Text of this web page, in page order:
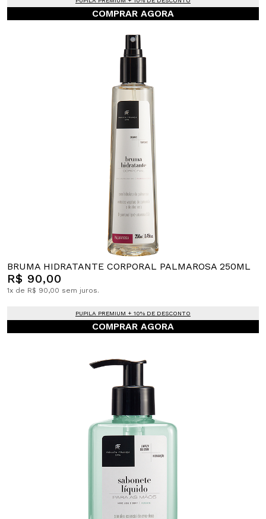
COMPRAR AGORA
BRUMA HIDRATANTE CORPORAL PALMAROSA 250ML
R$ 90,00
1x de R$ 90,00 sem juros.
PUPILA PREMIUM + 10% DE DESCONTO
COMPRAR AGORA